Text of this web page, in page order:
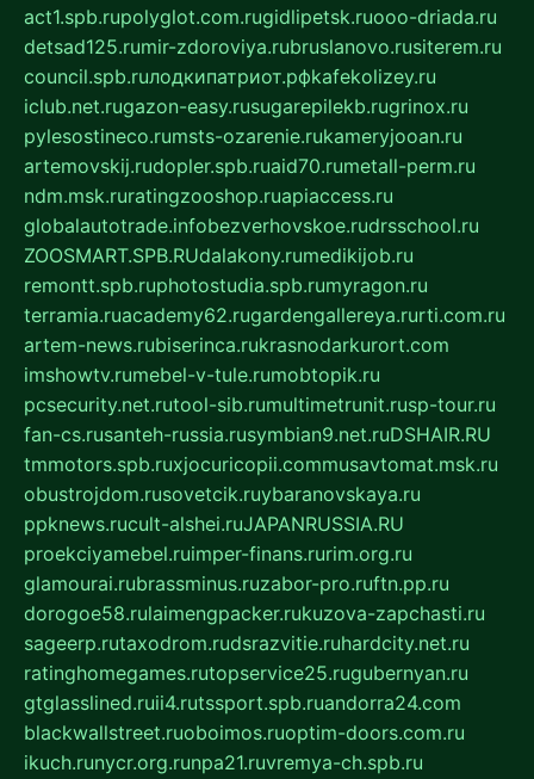
act1.spb.rupolyglot.com.rugidlipetsk.ruooo-driada.ru
detsad125.rumir-zdoroviya.rubruslanovo.rusiterem.ru
council.spb.ruлодкипатриот.рфkafekolizey.ru
iclub.net.rugazon-easy.rusugarepilekb.rugrinox.ru
pylesostineco.rumsts-ozarenie.rukameryjooan.ru
artemovskij.rudopler.spb.ruaid70.rumetall-perm.ru
ndm.msk.ruratingzooshop.ruapiaccess.ru
globalautotrade.infobezverhovskoe.rudrsschool.ru
ZOOSMART.SPB.RUdalakony.rumedikijob.ru
remontt.spb.ruphotostudia.spb.rumyragon.ru
terramia.ruacademy62.rugardengallereya.rurti.com.ru
artem-news.rubiserinca.rukrasnodarkurort.com
imshowtv.rumebel-v-tule.rumobtopik.ru
pcsecurity.net.rutool-sib.rumultimetrunit.rusp-tour.ru
fan-cs.rusanteh-russia.rusymbian9.net.ruDSHAIR.RU
tmmotors.spb.ruxjocuricopii.commusavtomat.msk.ru
obustrojdom.rusovetcik.ruybaranovskaya.ru
ppknews.rucult-alshei.ruJAPANRUSSIA.RU
proekciyamebel.ruimper-finans.rurim.org.ru
glamourai.rubrassminus.ruzabor-pro.ruftn.pp.ru
dorogoe58.rulaimengpacker.rukuzova-zapchasti.ru
sageerp.rutaxodrom.rudsrazvitie.ruhardcity.net.ru
ratinghomegames.rutopservice25.rugubernyan.ru
gtglasslined.ruii4.rutssport.spb.ruandorra24.com
blackwallstreet.ruoboimos.ruoptim-doors.com.ru
ikuch.runycr.org.runpa21.ruvremya-ch.spb.ru